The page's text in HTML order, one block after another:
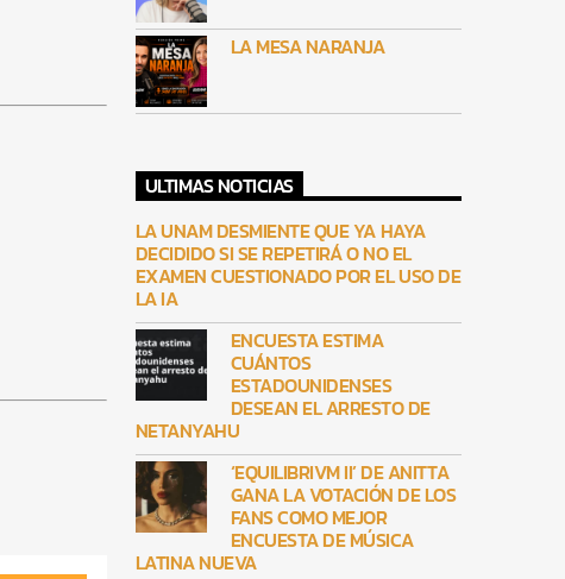
LA MESA NARANJA
ULTIMAS NOTICIAS
LA UNAM DESMIENTE QUE YA HAYA
DECIDIDO SI SE REPETIRÁ O NO EL
EXAMEN CUESTIONADO POR EL USO DE
LA IA
ENCUESTA ESTIMA
CUÁNTOS
ESTADOUNIDENSES
DESEAN EL ARRESTO DE
NETANYAHU
‘EQUILIBRIVM II’ DE ANITTA
GANA LA VOTACIÓN DE LOS
FANS COMO MEJOR
ENCUESTA DE MÚSICA
LATINA NUEVA